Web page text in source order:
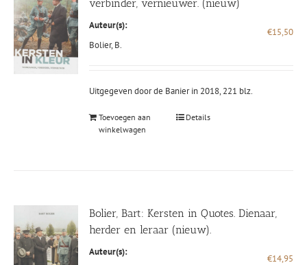
verbinder, vernieuwer. (nieuw)
Auteur(s):
Bolier, B.
€15,50
Uitgegeven door de Banier in 2018, 221 blz.
Toevoegen aan
winkelwagen
Details
Bolier, Bart: Kersten in Quotes. Dienaar,
herder en leraar (nieuw).
Auteur(s):
€14,95